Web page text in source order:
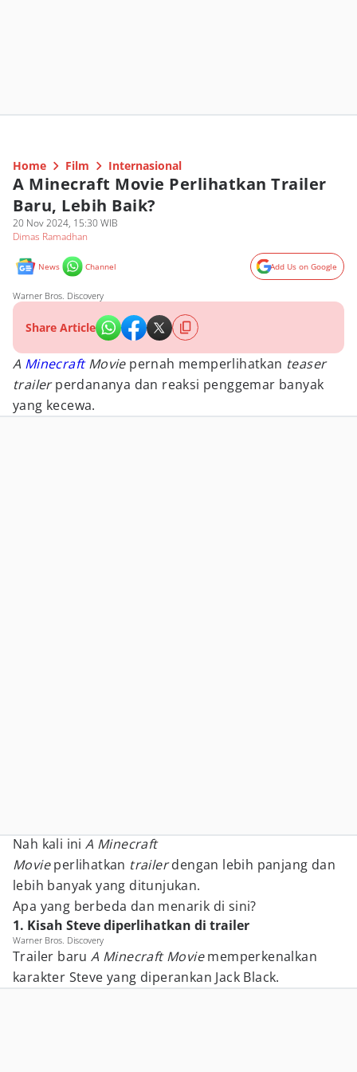
Home Film Internasional
A Minecraft Movie Perlihatkan Trailer
Baru, Lebih Baik?
20 Nov 2024, 15:30 WIB
Dimas Ramadhan
News Channel Add Us on Google
Warner Bros. Discovery
Share Article
A MinecraftMovie pernah memperlihatkan teaser
trailerperdananya dan reaksi penggemar banyak
yang kecewa.
Nah kali iniA Minecraft
Movieperlihatkan trailerdengan lebih panjang dan
lebih banyak yang ditunjukan.
Apa yang berbeda dan menarik di sini?
1. Kisah Steve diperlihatkan di trailer
Warner Bros. Discovery
Trailer baruA Minecraft Moviememperkenalkan
karakter Steve yang diperankan Jack Black.